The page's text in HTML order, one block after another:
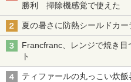
勝利 掃除機感覚で使えた
夏の暑さに防熱シールドカ
Francfranc、レンジで焼き
ト
ティファールの丸っこい炊